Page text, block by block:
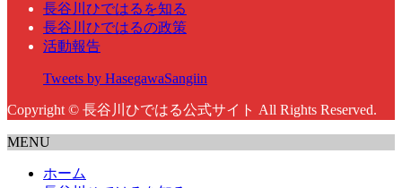
長谷川ひではるを知る
長谷川ひではるの政策
活動報告
Tweets by HasegawaSangiin
Copyright © 長谷川ひではる公式サイト All Rights Reserved.
MENU
ホーム